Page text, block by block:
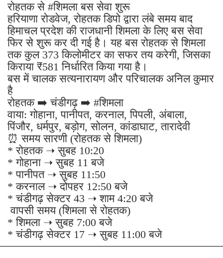
रोहतक से #शिमला बस सेवा शुरू
हरियाणा रोडवेज, रोहतक डिपो द्वारा लंबे समय बाद
हिमाचल प्रदेश की राजधानी शिमला के लिए बस सेवा
फिर से शुरू कर दी गई है। यह बस रोहतक से शिमला
तक कुल 373 किलोमीटर का सफर तय करेगी, जिसका
किराया ₹581 निर्धारित किया गया है।
बस में चालक सत्यनारायण और परिचालक अनिल कुमार
है
रोहतक ➡️ चंडीगढ़ ➡️ #शिमला
वाया: गोहाना, पानीपत, करनाल, पिपली, अंबाला,
पिंजौर, धर्मपुर, बड़ोग, सोलन, कांडाघाट, तारादेवी
⏰ समय सारणी (रोहतक से शिमला)
* रोहतक ➝ सुबह 10:20
* गोहाना ➝ सुबह 11 बजे
* पानीपत ➝ सुबह 11:50
* करनाल ➝ दोपहर 12:50 बजे
* चंडीगढ़ सेक्टर 43 ➝ शाम 4:20 बजे
वापसी समय (शिमला से रोहतक)
* शिमला ➝ सुबह 7:00 बजे
* चंडीगढ़ सेक्टर 17 ➝ सुबह 11:00 बजे